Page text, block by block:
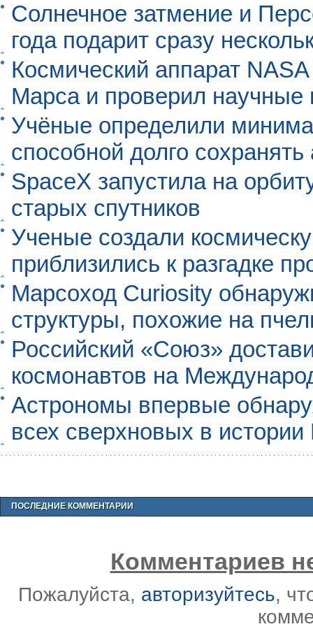
Солнечное затмение и
года подарит сразу
Космический аппарат
Марса и проверил научные
Учёные определили
способной долго
SpaceX запустила на
старых спутников
Ученые создали
приблизились к разгадке
Марсоход Curiosity
структуры, похожие на
Российский «Союз»
космонавтов на
Астрономы впервые
всех сверхновых в
ПОСЛЕДНИЕ КОММЕНТАРИИ
Комментариев
Пожалуйста, авторизуйтесь,